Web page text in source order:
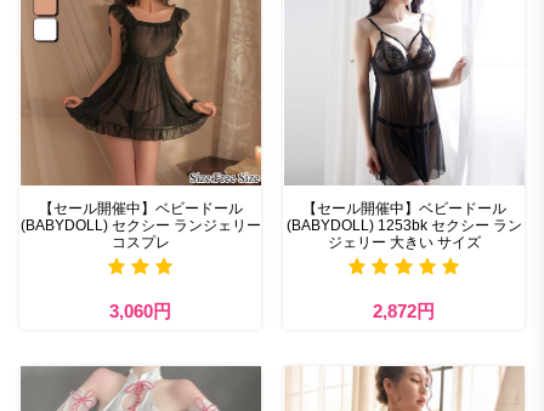
【セール開催中】ベビードール
(BABYDOLL) セクシー ランジェリー
コスプレ
3,060円
【セール開催中】ベビードール
(BABYDOLL) 1253bk セクシー ラン
ジェリー 大きい サイズ
2,872円